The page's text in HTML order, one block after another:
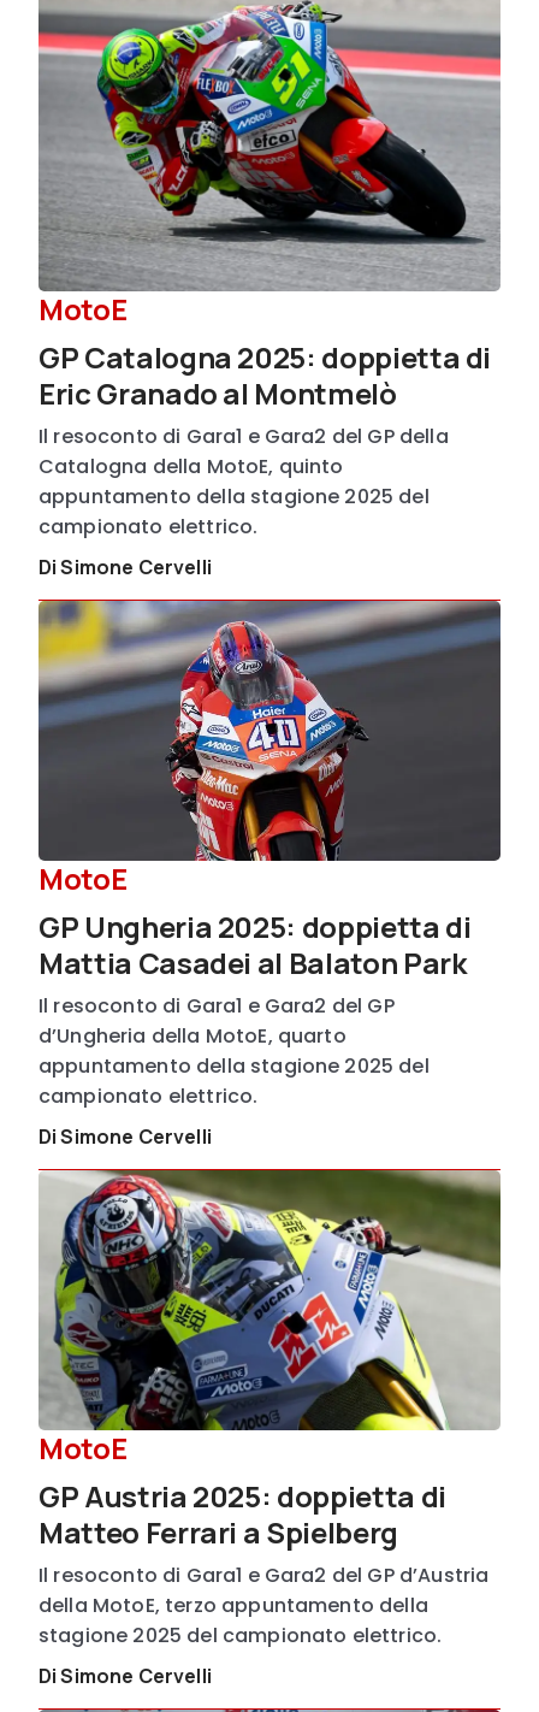
MotoE
GP Catalogna 2025: doppietta di
Eric Granado al Montmelò
Il resoconto di Gara1 e Gara2 del GP della
Catalogna della MotoE, quinto
appuntamento della stagione 2025 del
campionato elettrico.
Di Simone Cervelli
MotoE
GP Ungheria 2025: doppietta di
Mattia Casadei al Balaton Park
Il resoconto di Gara1 e Gara2 del GP
d’Ungheria della MotoE, quarto
appuntamento della stagione 2025 del
campionato elettrico.
Di Simone Cervelli
MotoE
GP Austria 2025: doppietta di
Matteo Ferrari a Spielberg
Il resoconto di Gara1 e Gara2 del GP d’Austria
della MotoE, terzo appuntamento della
stagione 2025 del campionato elettrico.
Di Simone Cervelli